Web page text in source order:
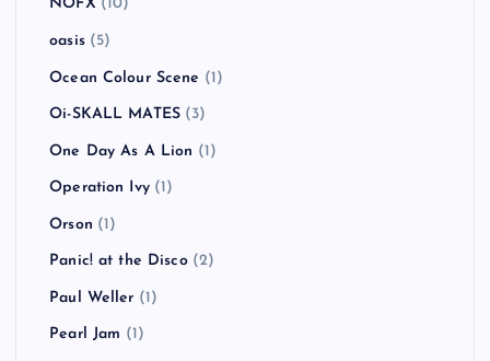
NOFX (10)
oasis(5)
Ocean Colour Scene (1)
Oi-SKALL MATES (3)
One Day As A Lion (1)
Operation Ivy(1)
Orson (1)
Panic! at the Disco(2)
Paul Weller (1)
Pearl Jam (1)